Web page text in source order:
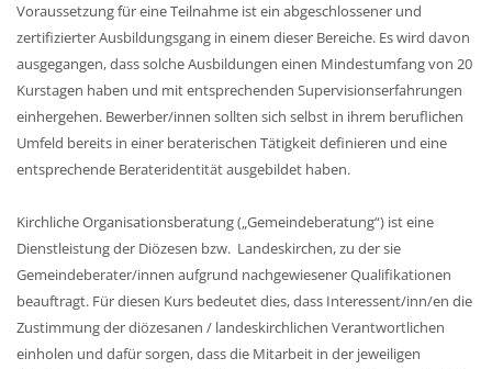
Voraussetzung für eine Teilnahme ist ein abgeschlossener und
zertifizierter Ausbildungsgang in einem dieser Bereiche. Es wird davon
ausgegangen, dass solche Ausbildungen einen Mindestumfang von 20
Kurstagen haben und mit entsprechenden Supervisionserfahrungen
einhergehen. Bewerber/innen sollten sich selbst in ihrem beruflichen
Umfeld bereits in einer beraterischen Tätigkeit definieren und eine
entsprechende Berateridentität ausgebildet haben.
Kirchliche Organisationsberatung („Gemeindeberatung“) ist eine
Dienstleistung der Diözesen bzw. Landeskirchen,zu der sie
Gemeindeberater/innen aufgrund nachgewiesener Qualifikationen
beauftragt. Für diesen Kurs bedeutet dies, dass Interessent/inn/en die
Zustimmung der diözesanen / landeskirchlichen Verantwortlichen
einholen und dafür sorgen, dass die Mitarbeit in der jeweiligen